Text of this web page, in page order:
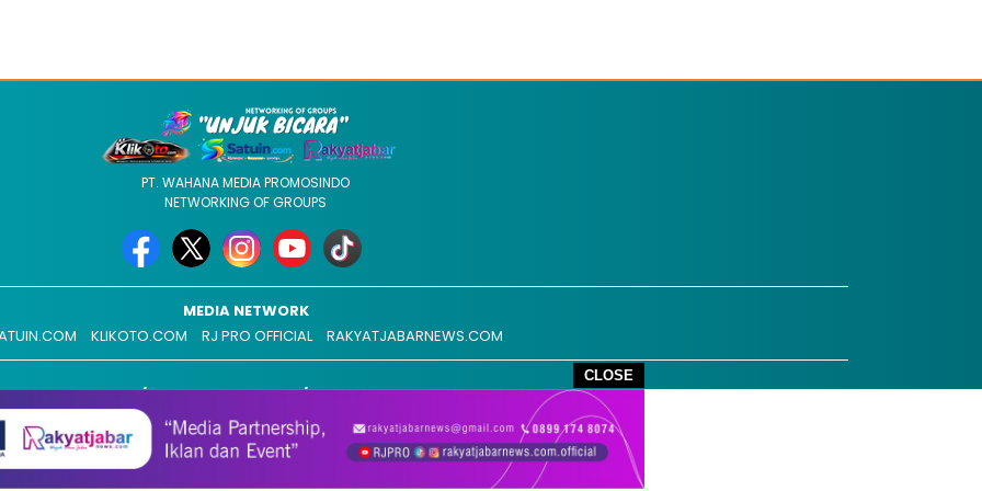
CLOSE
PT. WAHANA MEDIA PROMOSINDO
NETWORKING OF GROUPS
MEDIA NETWORK
KLIKOTO.COM RJ PRO OFFICIAL RAKYATJABARNEWS.COM
REDAKSI ADVERTISEMENT MEDIA SIBER
COPYRIGHT @ 2026 RAKYATJABARNEWS.COM, ALL RIGHT RESERVED